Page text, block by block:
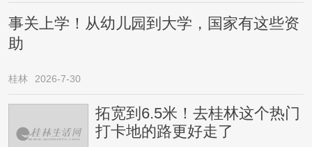
事关上学！从幼儿园到大学，国家有这些资
助
桂林 2026-7-30
拓宽到6.5米！去桂林这个热门
打卡地的路更好走了